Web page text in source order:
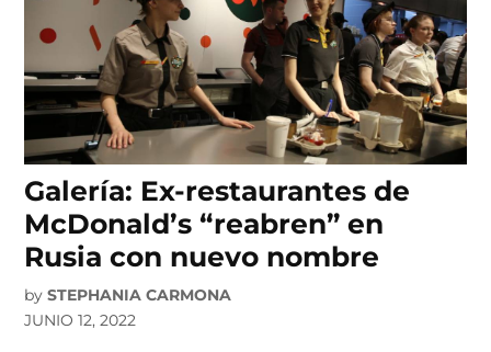
Galería: Ex-restaurantes de
McDonald’s “reabren” en
Rusia con nuevo nombre
by STEPHANIA CARMONA
JUNIO 12, 2022